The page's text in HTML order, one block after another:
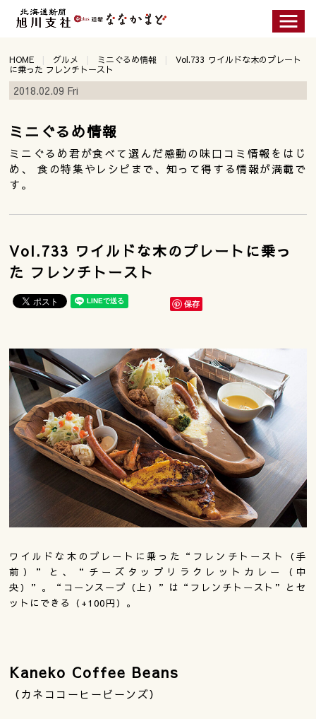
HOME グルメ ミニぐるめ情報
Vol.733 ワイルドな木のプレート
に乗った フレンチトースト
2018.02.09 Fri
ミニぐるめ情報
ミニぐるめ君が食べて選んだ感動の味口コミ情報をはじ
め、 食の特集やレシピまで、知って得する情報が満載で
す。
Vol.733 ワイルドな木のプレートに乗っ
た フレンチトースト
保存
ワイルドな木のプレートに乗った“フレンチトースト（手
前）”と、“チーズタップリラクレットカレー（中
央）”。“コーンスープ（上）”は“フレンチトースト”とセ
ットにできる（+100円）。
Kaneko Coffee Beans
（カネココーヒービーンズ）